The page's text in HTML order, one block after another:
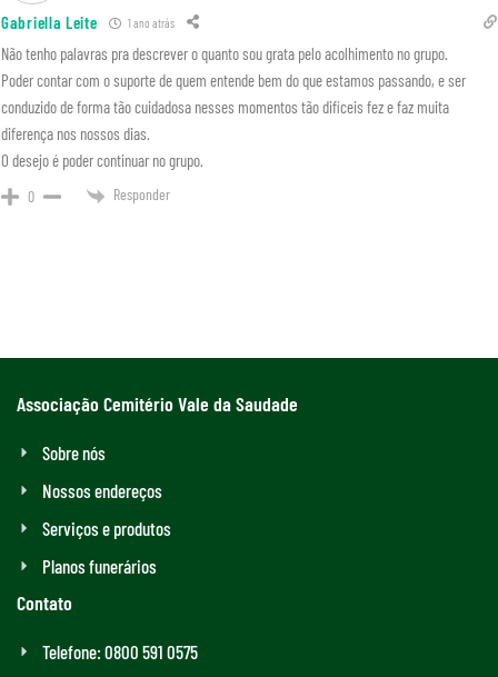
Gabriella Leite 1 ano atrás
Não tenho palavras pra descrever o quanto sou grata pelo acolhimento no grupo.
Poder contar com o suporte de quem entende bem do que estamos passando, e ser
conduzido de forma tão cuidadosa nesses momentos tão difíceis fez e faz muita
diferença nos nossos dias.
O desejo é poder continuar no grupo.
0 Responder
Associação Cemitério Vale da Saudade
Sobre nós
Nossos endereços
Serviços e produtos
Planos funerários
Contato
Telefone: 0800 591 0575